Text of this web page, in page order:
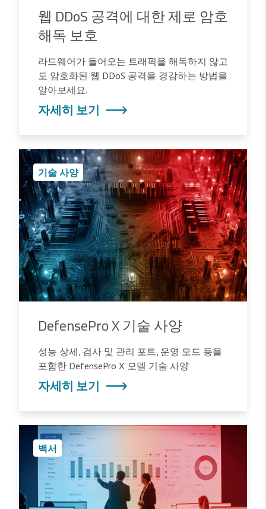
웹 DDoS 공격에 대한 제로 암호
해독 보호
라드웨어가 들어오는 트래픽을 해독하지 않고
도 암호화된 웹 DDoS 공격을 경감하는 방법을
알아보세요.
자세히 보기
기술 사양
DefensePro X 기술 사양
성능 상세, 검사 및 관리 포트, 운영 모드 등을
포함한 DefensePro X 모델 기술 사양
자세히 보기
백서